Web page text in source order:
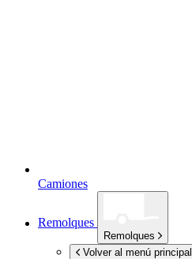
Camiones
Remolques
Remolques
Volver al menú principal